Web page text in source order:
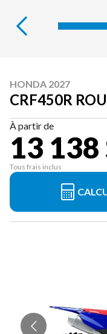
HONDA 2027
CRF450R
À partir de
13 138
Tous frais inclus